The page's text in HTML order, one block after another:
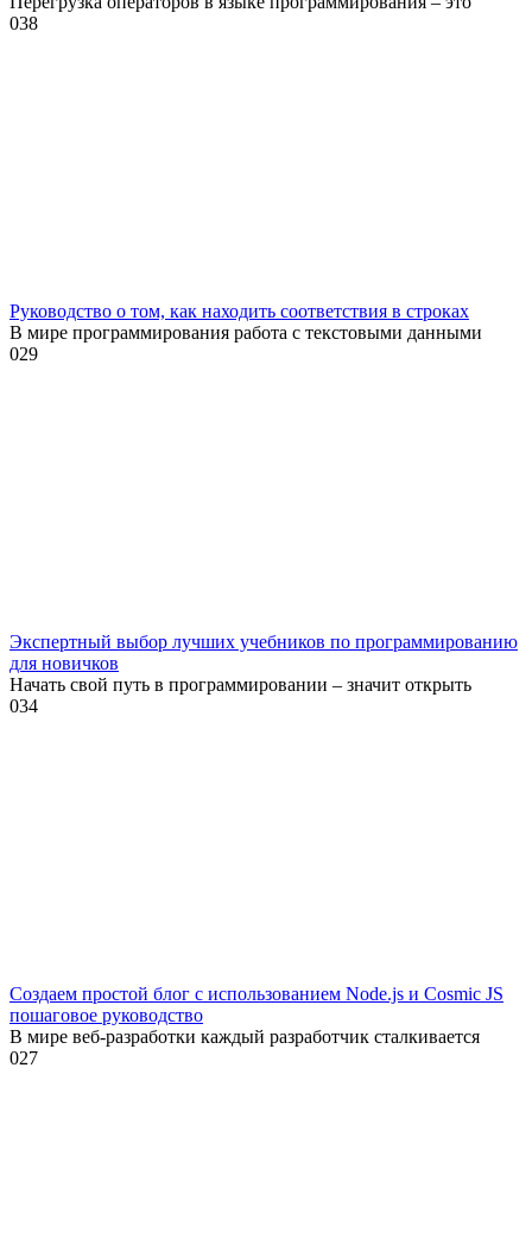
038
Руководство о том, как находить соответствия в строках
В мире программирования работа с текстовыми данными
029
Экспертный выбор лучших учебников по программированию
для новичков
Начать свой путь в программировании – значит открыть
034
Создаем простой блог с использованием Node.js и Cosmic JS
пошаговое руководство
В мире веб-разработки каждый разработчик сталкивается
027